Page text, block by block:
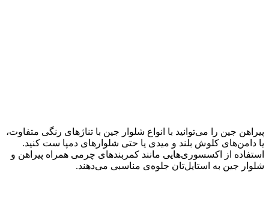
پیراهن جین را می‌توانید با انواع شلوار جین با تناژ‌های رنگی متفاوت،
یا دامن‌های کلوش بلند و میدی یا حتی شلوارهای دمپا ست کنید.
استفاده از اکسسوری‌هایی مانند کمربندهای چرمی همراه پیراهن و
شلوار جین به استایل‌تان جلوه‌ی مناسبی می‌دهند.